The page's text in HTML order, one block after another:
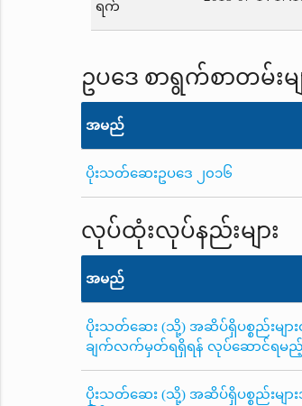
ရက်
ဥပဒေ စာရွက်စာတမ်းမျ
အမည်
ပိုးသတ်ဆေးဥပဒေ ၂၀၁၆
လုပ်ထုံးလုပ်နည်းများ
အမည်
ပိုးသတ်ဆေး (သို့) အဆိပ်ရှိပစ္စည်းမျ
ချက်လက်မှတ်ရရှိရန် လုပ်ဆောင်ရမည့်လု
ပိုးသတ်ဆေး (သို့) အဆိပ်ရှိပစ္စည်းမျာ